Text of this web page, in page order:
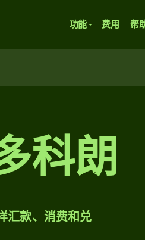
功能 费用 帮
科朗
汇款、消费和兑